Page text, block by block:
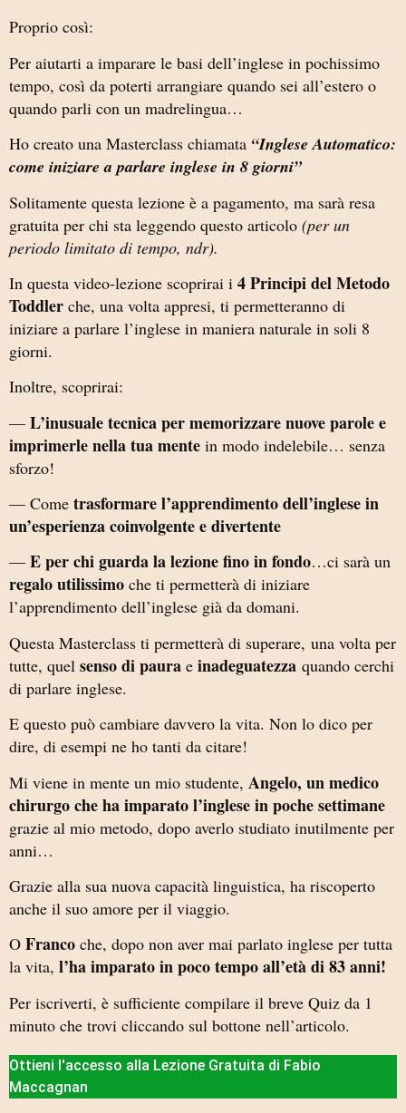
Proprio così:
Per aiutarti a imparare le basi dell’inglese in pochissimo
tempo, così da poterti arrangiare quando sei all’estero o
quando parli con un madrelingua…
Ho creato una Masterclass chiamata “Inglese Automatico:
come iniziare a parlare inglese in 8 giorni”
Solitamente questa lezione è a pagamento, ma sarà resa
gratuita per chi sta leggendo questo articolo (per un
periodo limitato di tempo, ndr).
In questa video-lezione scoprirai i 4 Principi del Metodo
Toddler che, una volta appresi, ti permetteranno di
iniziare a parlare l’inglese in maniera naturale in soli 8
giorni.
Inoltre, scoprirai:
— L’inusuale tecnica per memorizzare nuove parole e
imprimerle nella tua mente in modo indelebile… senza
sforzo!
— Come trasformare l’apprendimento dell’inglese in
un’esperienza coinvolgente e divertente
— E per chi guarda la lezione fino in fondo…ci sarà un
regalo utilissimo che ti permetterà di iniziare
l’apprendimento dell’inglese già da domani.
Questa Masterclass ti permetterà di superare, una volta per
tutte, quel senso di paura e inadeguatezza quando cerchi
di parlare inglese.
E questo può cambiare davvero la vita. Non lo dico per
dire, di esempi ne ho tanti da citare!
Mi viene in mente un mio studente, Angelo, un medico
chirurgo che ha imparato l’inglese in poche settimane
grazie al mio metodo, dopo averlo studiato inutilmente per
anni…
Grazie alla sua nuova capacità linguistica, ha riscoperto
anche il suo amore per il viaggio.
O Franco che, dopo non aver mai parlato inglese per tutta
la vita, l’ha imparato in poco tempo all’età di 83 anni!
Per iscriverti, è sufficiente compilare il breve Quiz da 1
minuto che trovi cliccando sul bottone nell’articolo.
Ottieni l'accesso alla Lezione Gratuita di Fabio
Maccagnan